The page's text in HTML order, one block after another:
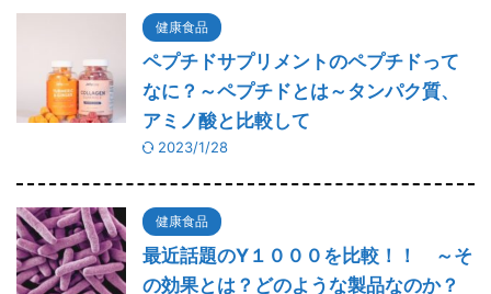
健康食品
ペプチドサプリメントのペプチドって
なに？～ペプチドとは～タンパク質、
アミノ酸と比較して
2023/1/28
健康食品
最近話題のY１０００を比較！！ ～そ
の効果とは？どのような製品なのか？